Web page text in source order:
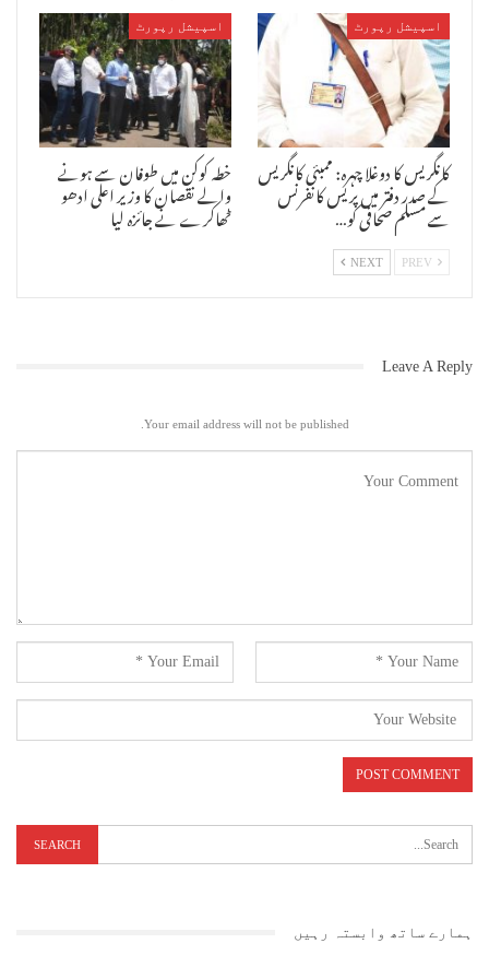
بابا بنگالی کے مریدیں یہ کیوں نہیں غور کرتے کہ ایک شخص جو کوئی کام
نہیں کرتا وہ شاندار پر تعیش زندگی کس طرح گزار رہا ہے ۔اس کے پاس
آمدنی کے ذرائع کیا ہیں ۔حکومت بھی ایسے لوگوں کے آمدنی کے ذرائع کی
تفتیش کیوں نہیں کرتی ۔کیا بابا بنگالی کی پرتعیش زندگی ایسے ہی فراڈ
کی آمدنی سے گزر رہی ہے ؟کیا یہ اسلام کی توہین نہیں ہے کہ اس نام پر
ٹھگی کی جائے ؟۔ایک یہ بابا بنگالی کا گینگ ہے اور دوسری جانب کئی
اللہ کے پسندیدہ بندے اس طرح کا کام کررہے ہیں جو عام لوگوں کی
جانکاری میں بھی نہیں کیوں کہ یہ لوگ اپنی نیکی کا بدلہ صرف اللہ سے
چاہتے ہیں ۔انہیں شہرت نہیں چاہئے ۔لیکن بامبے ورلڈ اردو نیوز جلد ہی
مفت کھانا کھلانے پر مسلمانوں میں سے ایسے لوگوں کو آپ کے سامنے لائے گا
جانب بابابنگالی گینگ عوام کے سامنے بے نقاب ہو اور دوسرے جو لوگ اخلاص
اسپیشل رپورٹ
کانگریس کا دوغلا چہرہ: ممبئی کانگریس
کے صدر دفتر میں پریس کانفرنس
سے مسلم صحافی کو…
اسپیشل رپورٹ
خطہ کوکن میں طوفان سے ہونے
والے نقصان کا وزیر اعلی ادھو
ٹھاکرے نے جائزہ لیا
NEXT
Leave A Reply
Your email address will not be published.
ہمارے ساتھ وابستہ رہیں